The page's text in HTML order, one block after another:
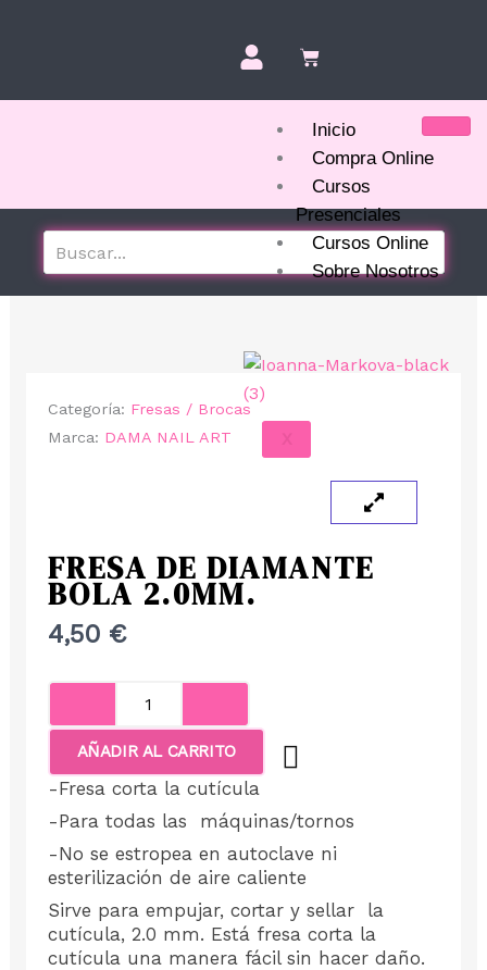
Inicio
Compra Online
Cursos
Presenciales
Cursos Online
Sobre Nosotros
Categoría: Fresas / Brocas
Marca: DAMA NAIL ART
FRESA DE DIAMANTE
BOLA 2.0MM.
4,50 €
diamante
bola
cantidad
AÑADIR AL CARRITO
-Fresa corta la cutícula
-Para todas las
máquinas/tornos
-No se estropea en autoclave ni
esterilización de aire caliente
Sirve para empujar, cortar y sellar la
cutícula, 2.0 mm. Está fresa corta la
cutícula una manera fácil sin hacer daño.